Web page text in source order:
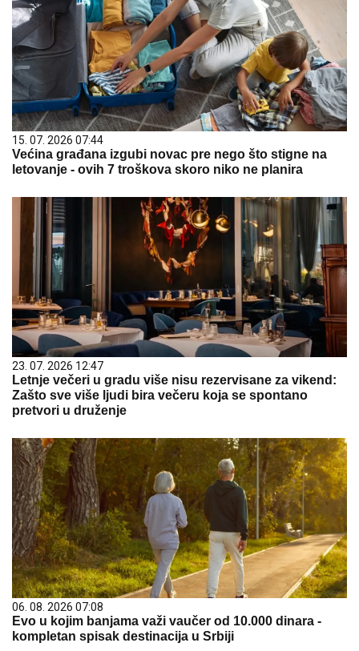
15. 07. 2026 07:44
Većina građana izgubi novac pre nego što stigne na
letovanje - ovih 7 troškova skoro niko ne planira
23. 07. 2026 12:47
Letnje večeri u gradu više nisu rezervisane za vikend:
Zašto sve više ljudi bira večeru koja se spontano
pretvori u druženje
06. 08. 2026 07:08
Evo u kojim banjama važi vaučer od 10.000 dinara -
kompletan spisak destinacija u Srbiji